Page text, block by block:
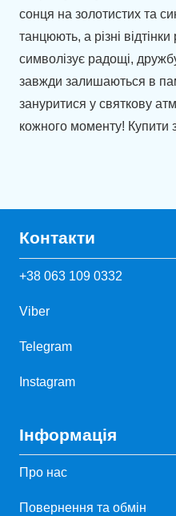
сонця на золотистих та
танцюють, а різні
символізує радощі,
завжди залишаються в
зануритися у святкову
кожного моменту! Купити
Контакти
+38 063 109 0332
Viber
Telegram
Instagram
Інформація
Про нас
Повернення та обмін